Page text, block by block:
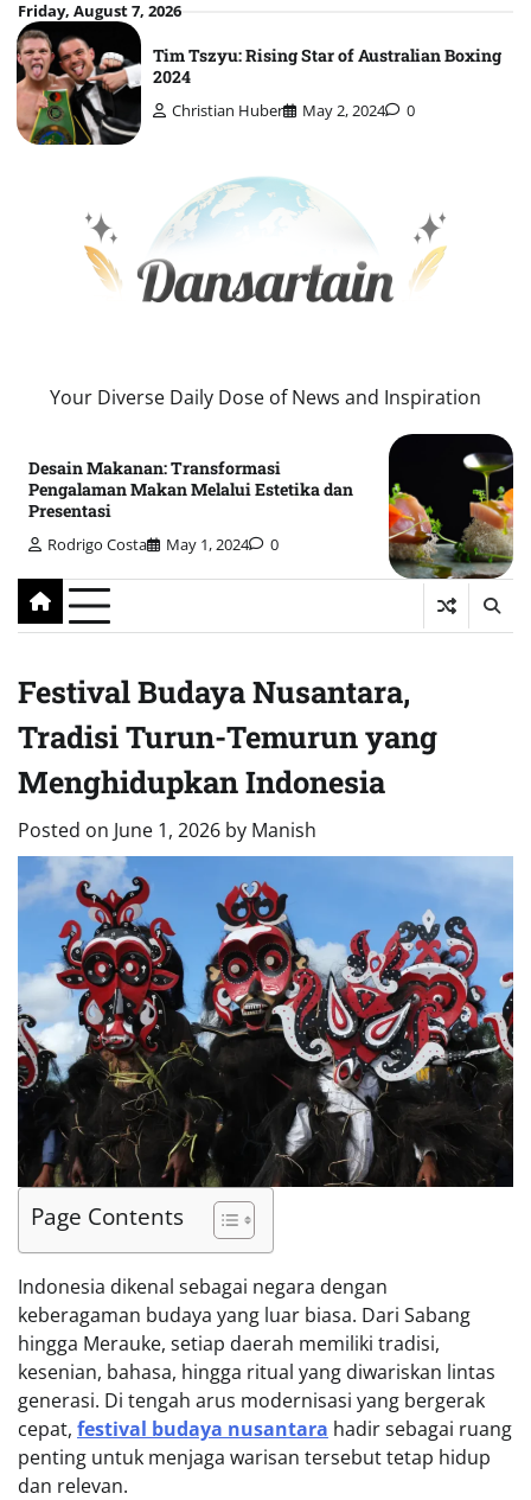
Skip
to
content
Friday, August 7, 2026
Tim Tszyu: Rising Star of Australian Boxing
2024
Christian Huber May 2, 2024 0
Your Diverse Daily Dose of News and Inspiration
Desain Makanan: Transformasi
Pengalaman Makan Melalui Estetika dan
Presentasi
Rodrigo Costa May 1, 2024 0
Festival Budaya Nusantara,
Tradisi Turun-Temurun yang
Menghidupkan Indonesia
Posted on June 1, 2026 by Manish
Page Contents
Indonesia dikenal sebagai negara dengan
keberagaman budaya yang luar biasa. Dari Sabang
hingga Merauke, setiap daerah memiliki tradisi,
kesenian, bahasa, hingga ritual yang diwariskan lintas
generasi. Di tengah arus modernisasi yang bergerak
cepat, festival budaya nusantara hadir sebagai ruang
penting untuk menjaga warisan tersebut tetap hidup
dan relevan.